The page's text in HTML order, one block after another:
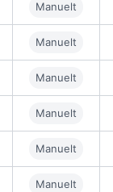
Manuelt
Manuelt
Manuelt
Manuelt
Manuelt
Manuelt